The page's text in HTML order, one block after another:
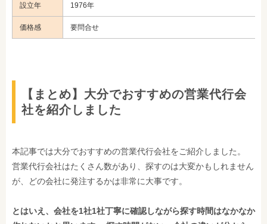
設立年 1976年
価格感 要問合せ
【まとめ】大分でおすすめの営業代行会
社を紹介しました
本記事では大分でおすすめの営業代行会社をご紹介しました。
営業代行会社はたくさん数があり、探すのは大変かもしれません
が、どの会社に発注するかは非常に大事です。
とはいえ、会社を1社1社丁寧に確認しながら探す時間はなかなか